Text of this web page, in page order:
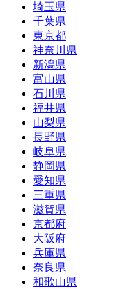
埼玉県
千葉県
東京都
神奈川県
新潟県
富山県
石川県
福井県
山梨県
長野県
岐阜県
静岡県
愛知県
三重県
滋賀県
京都府
大阪府
兵庫県
奈良県
和歌山県